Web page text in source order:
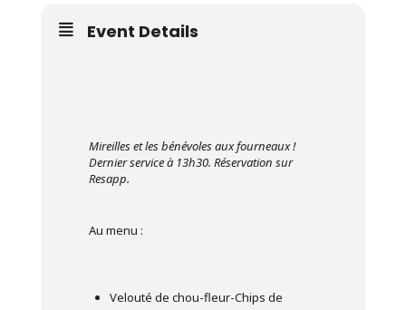
Event Details
Mireilles et les bénévoles aux fourneaux !
Dernier service à 13h30. Réservation sur
Resapp.
Au menu :
Velouté de chou-fleur-Chips de